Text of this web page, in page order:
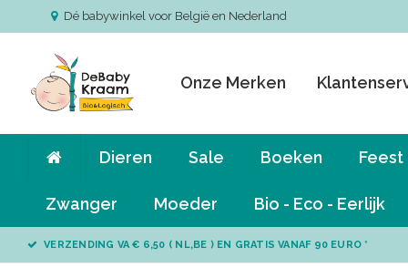
Dé babywinkel voor België en Nederland
Onze Merken
Dieren Sale Boeken Feest
Zwanger Moeder Bio - Eco - Eerlijk
VERZENDING VA € 6,50 ( NL,BE ) EN GRATIS VANAF 90 EURO *